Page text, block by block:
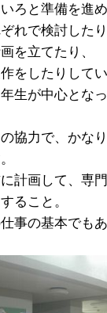
ろと準備を進め
れで検討したり
を立てたり、
をしたりしてい
生が中心とな
協力で、かな
計画して、専
ること。
事の基本でもあ